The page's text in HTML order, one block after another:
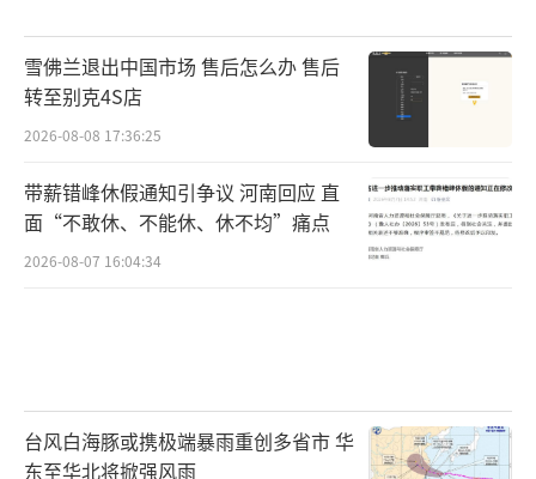
雪佛兰退出中国市场 售后怎么办 售后
转至别克4S店
2026-08-08 17:36:25
带薪错峰休假通知引争议 河南回应 直
面“不敢休、不能休、休不均”痛点
2026-08-07 16:04:34
台风白海豚或携极端暴雨重创多省市 华
东至华北将掀强风雨